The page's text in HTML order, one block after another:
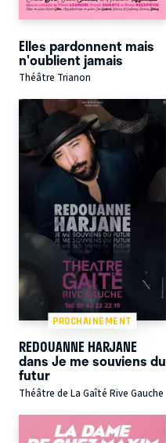
Elles pardonnent mais
n'oublient jamais
Théâtre Trianon
PROCHAINEMENT
REDOUANNE HARJANE
dans Je me souviens du
futur
Théâtre de La Gaîté Rive Gauche